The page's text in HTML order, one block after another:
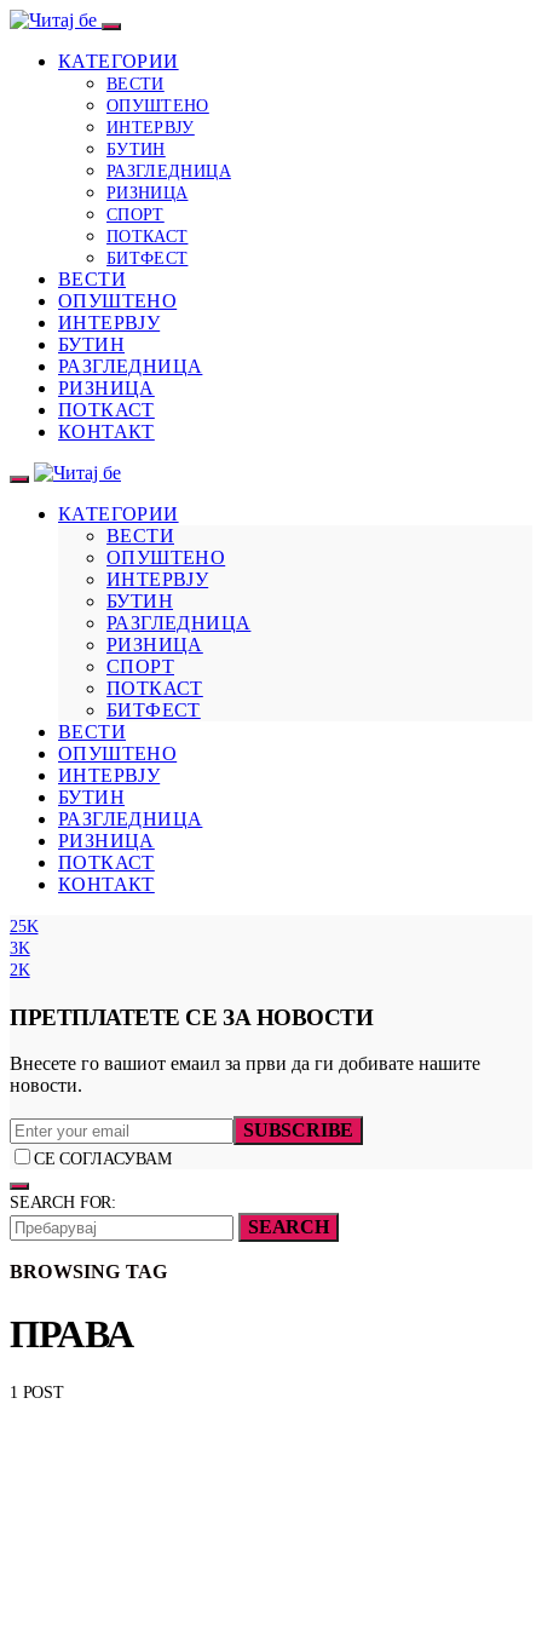
КАТЕГОРИИ
ВЕСТИ
ОПУШТЕНО
ИНТЕРВЈУ
БУТИН
РАЗГЛЕДНИЦА
РИЗНИЦА
СПОРТ
ПОТКАСТ
БИТФЕСТ
ВЕСТИ
ОПУШТЕНО
ИНТЕРВЈУ
БУТИН
РАЗГЛЕДНИЦА
РИЗНИЦА
ПОТКАСТ
КОНТАКТ
КАТЕГОРИИ
ВЕСТИ
ОПУШТЕНО
ИНТЕРВЈУ
БУТИН
РАЗГЛЕДНИЦА
РИЗНИЦА
СПОРТ
ПОТКАСТ
БИТФЕСТ
ВЕСТИ
ОПУШТЕНО
ИНТЕРВЈУ
БУТИН
РАЗГЛЕДНИЦА
РИЗНИЦА
ПОТКАСТ
КОНТАКТ
25K
3K
2K
ПРЕТПЛАТЕТЕ СЕ ЗА НОВОСТИ
Внесете го вашиот емаил за први да ги добивате нашите
новости.
SUBSCRIBE
СЕ СОГЛАСУВАМ
SEARCH FOR:
SEARCH
BROWSING TAG
ПРАВА
1 POST